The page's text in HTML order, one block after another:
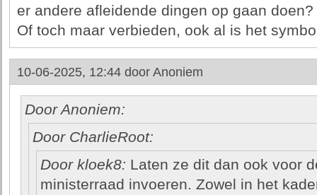
er andere afleidende dingen op gaan doen?
Of toch maar verbieden, ook al is het
10-06-2025, 12:44 door Anoniem
Door Anoniem:
Door CharlieRoot:
Door kloek8: Laten ze dit dan ook voor
ministerraad invoeren. Zowel in het